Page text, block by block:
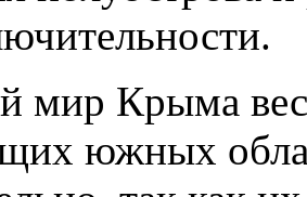
мир Крыма
южных